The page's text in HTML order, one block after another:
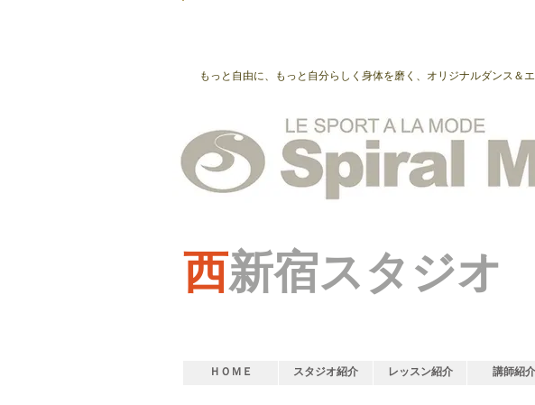
もっと自由に、もっと自分らしく身体を磨く、オリジナルダンス＆
西新宿スタジオ
ＨＯＭＥ スタジオ紹介 レッスン紹介 講師紹介